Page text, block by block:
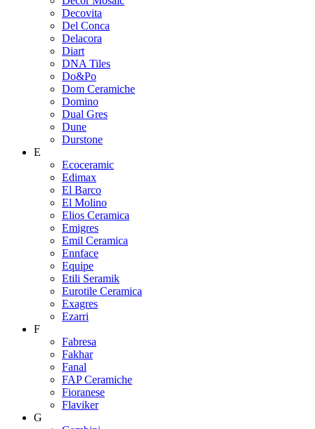
Decovita
Del Conca
Delacora
Diart
DNA Tiles
Do&Po
Dom Ceramiche
Domino
Dual Gres
Dune
Durstone
E
Ecoceramic
Edimax
El Barco
El Molino
Elios Ceramica
Emigres
Emil Ceramica
Ennface
Equipe
Etili Seramik
Eurotile Ceramica
Exagres
Ezarri
F
Fabresa
Fakhar
Fanal
FAP Ceramiche
Fioranese
Flaviker
G